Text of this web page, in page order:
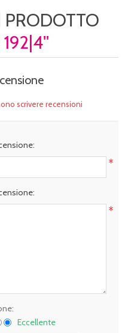
PRODOTTO
scrivere recensioni
*
*
Eccellente